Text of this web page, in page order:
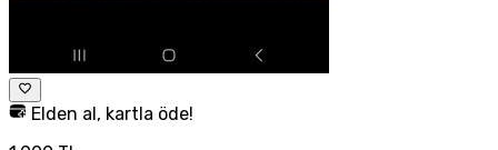
Elden al, kartla öde!